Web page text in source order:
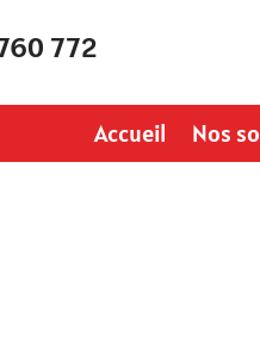
772
Accueil Nos